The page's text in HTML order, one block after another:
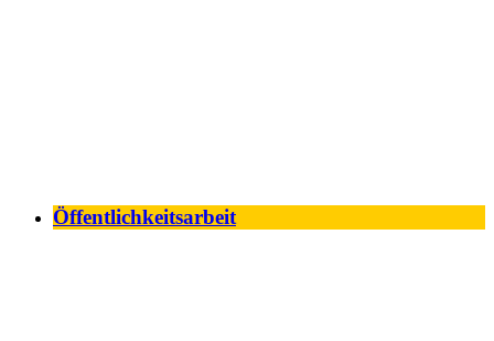
Öffentlichkeitsarbeit